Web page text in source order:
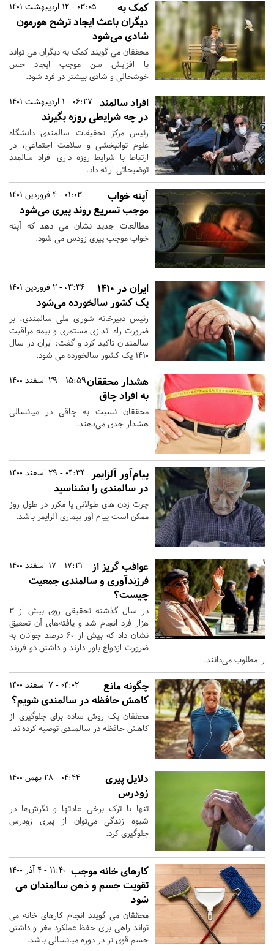
03:05 - 12 اردیبهشت 1401
کمک به
دیگران باعث ایجاد ترشح هورمون
شادی می‌شود
محققان می گویند کمک به دیگران می تواند
با افزایش سن موجب ایجاد حس
خوشحالی و شادی بیشتر در فرد شود.
06:27 - 1 اردیبهشت 1401
افراد سالمند
در چه شرایطی روزه بگیرند
رئیس مرکز تحقیقات سالمندی دانشگاه
علوم توانبخشی و سلامت اجتماعی، در
ارتباط با شرایط روزه داری افراد سالمند
توضیحاتی ارائه داد.
01:03 - 4 فروردین 1401
آپنه خواب
موجب تسریع روند پیری می‌شود
مطالعات جدید نشان می دهد که آپنه
خواب موجب پیری زودس می شود.
03:36 - 2 فروردین 1401
ایران در ۱۴۱۰
یک کشور سالخورده می‌شود
رئیس دبیرخانه شورای ملی سالمندی، بر
ضرورت راه اندازی مستمری و بیمه مراقبت
سالمندان تاکید کرد و گفت: ایران در سال
۱۴۱۰ یک کشور سالخورده می شود.
15:59 - 29 اسفند 1400هشدار محققان
به افراد چاق
محققان نسبت به چاقی در میانسالی
هشدار جدی می‌دهند.
04:34 - 29 اسفند 1400
پیام‌آور آلزایمر
در سالمندی را بشناسید
چرت زدن های طولانی یا مکرر در طول روز
ممکن است پیام آور بیماری آلزایمر باشد.
17:21 - 17 اسفند 1400
عواقب گریز از
فرزندآوری و سالمندی جمعیت
چیست؟
در سال گذشته تحقیقی روی بیش از ۳
هزار فرد انجام شد و یافته‌های آن تحقیق
نشان داد که بیش از ۶۰ درصد جوانان به
ضرورت ازدواج باور دارند و داشتن دو فرزند
را مطلوب می‌دانند.
04:02 - 7 اسفند 1400
چگونه مانع
کاهش حافظه در سالمندی شویم؟
محققان یک روش ساده برای جلوگیری از
کاهش حافظه در سالمندی توصیه کرده‌اند.
04:44 - 28 بهمن 1400
دلایل پیری
زودرس
تنها با ترک برخی عادتها و نگرش‌ها در
شیوه زندگی می‌توان از پیری زودرس
جلوگیری کرد.
11:40 - 4 آذر 1400 کارهای خانه موجب
تقویت جسم و ذهن سالمندان می
شود
محققان می گویند انجام کارهای خانه می
تواند راهی برای حفظ عملکرد مغز و داشتن
جسم قوی تر در دوره میانسالی باشد.